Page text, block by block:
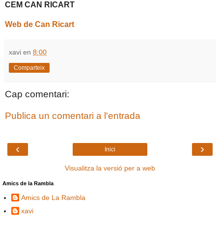
CEM CAN RICART
Web de Can Ricart
xavi en 8:00
Comparteix
Cap comentari:
Publica un comentari a l'entrada
‹ ›
Inici
Visualitza la versió per a web
Amics de la Rambla
Amics de La Rambla
xavi